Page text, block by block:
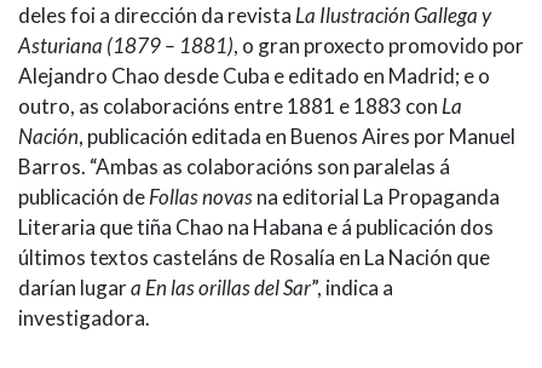
deles foi a dirección da revista La Ilustración Gallega y
Asturiana (1879 – 1881), o gran proxecto promovido por
Alejandro Chao desde Cuba e editado en Madrid; e o
outro, as colaboracións entre 1881 e 1883 con La
Nación, publicación editada en Buenos Aires por Manuel
Barros. “Ambas as colaboracións son paralelas á
publicación deFollas novasna editorial La Propaganda
Literaria que tiña Chao na Habana e á publicación dos
últimos textos casteláns de Rosalía en La Nación que
darían lugara En las orillas del Sar”, indica a
investigadora.